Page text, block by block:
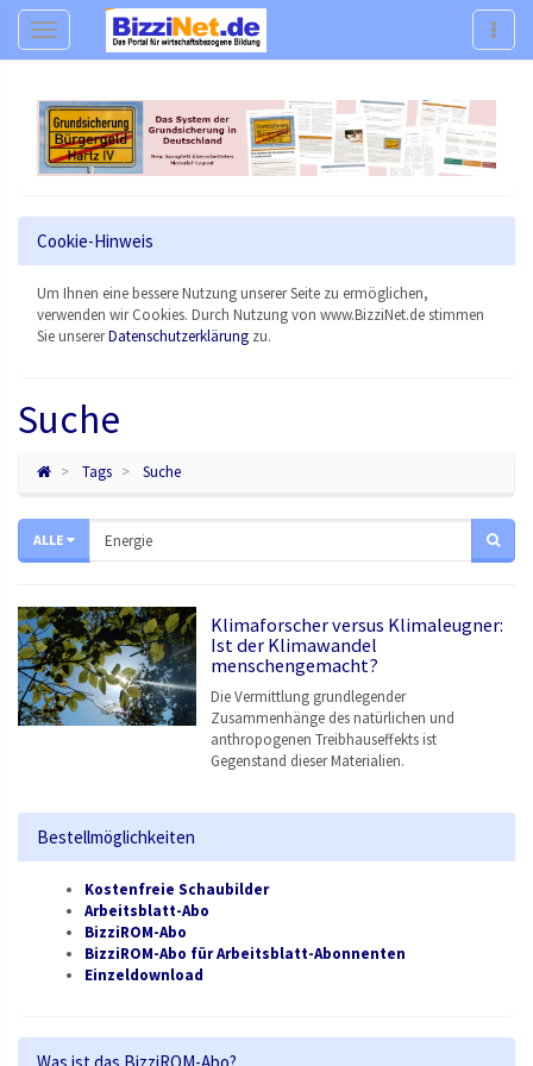
Navigation
Cookie-Hinweis
Um Ihnen eine bessere Nutzung unserer Seite zu ermöglichen,
verwenden wir Cookies. Durch Nutzung von www.BizziNet.de stimmen
Sie unsererDatenschutzerklärung zu.
Suche
Tags Suche
ALLE
Klimaforscher versus Klimaleugner:
Ist der Klimawandel
menschengemacht?
Die Vermittlung grundlegender
Zusammenhänge des natürlichen und
anthropogenen Treibhauseffekts ist
Gegenstand dieser Materialien.
Bestellmöglichkeiten
Kostenfreie Schaubilder
Arbeitsblatt-Abo
BizziROM-Abo
BizziROM-Abo für Arbeitsblatt-Abonnenten
Einzeldownload